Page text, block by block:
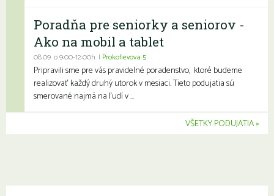
Poradňa pre seniorky a seniorov -
Ako na mobil a tablet
08.09. o 9:00-12:00h. | Prokofievova 5
Pripravili sme pre vás pravidelné poradenstvo, ktoré budeme
realizovať každý druhý utorok v mesiaci. Tieto podujatia sú
smerované najmä na ľudí v ...
VŠETKY PODUJATIA